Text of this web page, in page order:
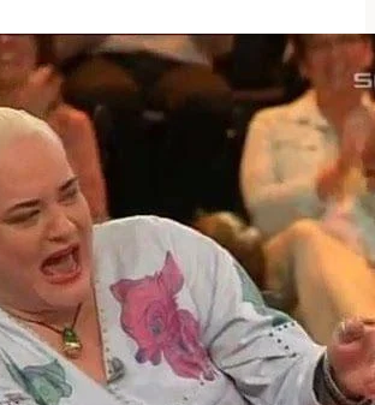
Untertitel